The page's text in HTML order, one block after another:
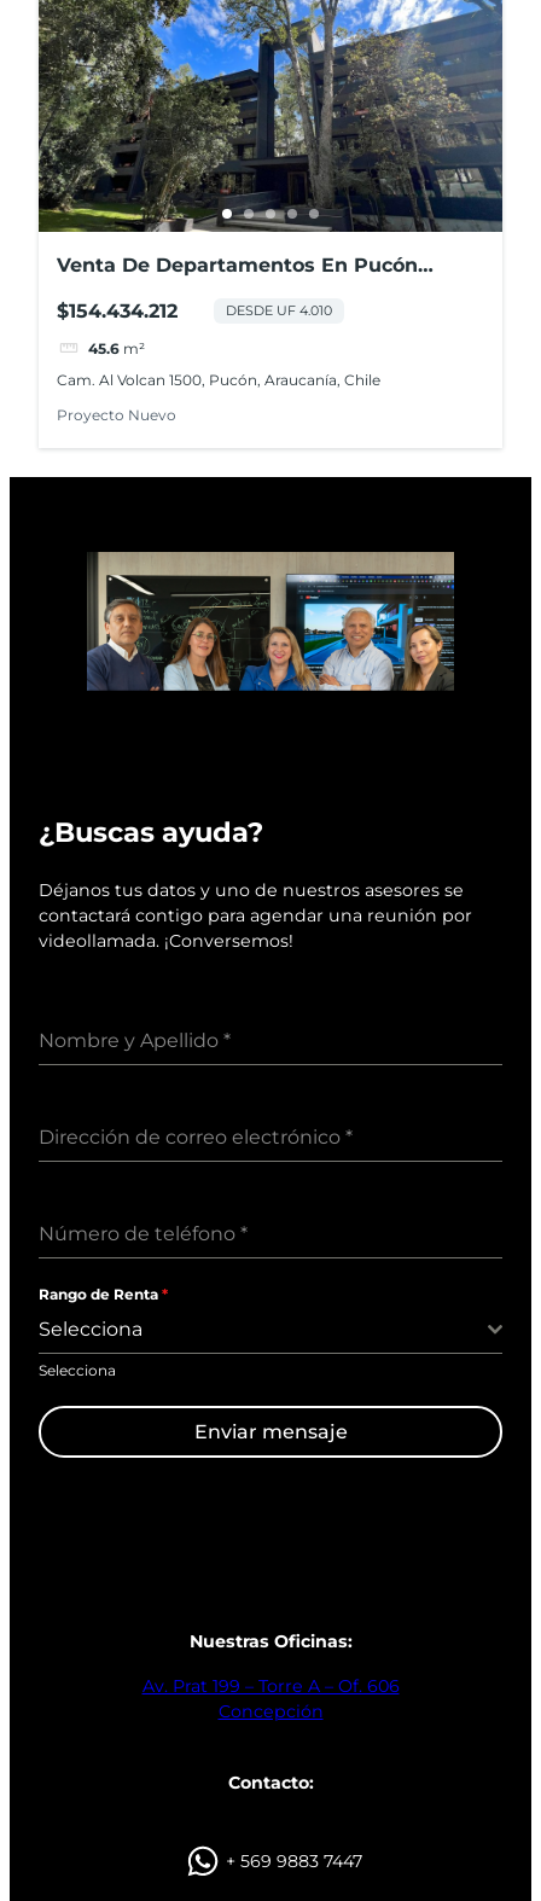
Venta De Departamentos En Pucón
$154.434.212 DESDE UF 4.010
45.6 m²
Cam. Al Volcan 1500, Pucón, Araucanía, Chile
Proyecto Nuevo
¿Buscas ayuda?
Déjanos tus datos y uno de nuestros asesores se
contactará contigo para agendar una reunión por
videollamada. ¡Conversemos!
Nombre y Apellido *
Dirección de correo electrónico *
Número de teléfono *
Rango de Renta *
Selecciona
Selecciona
Enviar mensaje
Nuestras Oficinas:
Av. Prat 199 – Torre A – Of. 606
Concepción
Contacto:
+ 569 9883 7447